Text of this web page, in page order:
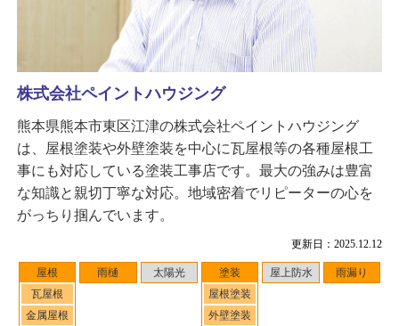
更新日：2025.12.12
屋根
瓦屋根
金属屋根
雨樋 太陽光
塗装
屋根塗装
外壁塗装
屋上防水 雨漏り
株式会社ペイントハウジング
熊本県熊本市東区江津の株式会社ペイントハウジング
は、屋根塗装や外壁塗装を中心に瓦屋根等の各種屋根工
事にも対応している塗装工事店です。最大の強みは豊富
な知識と親切丁寧な対応。地域密着でリピーターの心を
がっちり掴んでいます。